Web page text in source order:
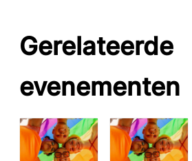
Gerelateerde
evenementen